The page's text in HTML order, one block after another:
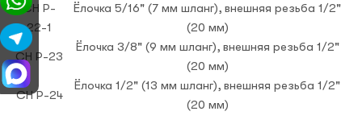
CH P-
22-1
Ёлочка 5/16" (7 мм шланг), внешняя резьба 1/2"
(20 мм)
CH P-23
Ёлочка 3/8" (9 мм шланг), внешняя резьба 1/2"
(20 мм)
CH P-24
Ёлочка 1/2" (13 мм шланг), внешняя резьба 1/2"
(20 мм)